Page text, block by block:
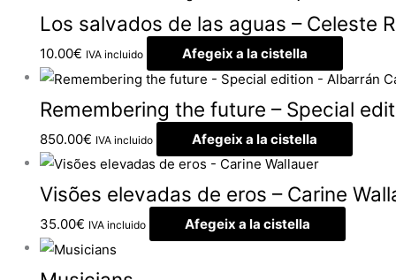
Los salvados de las aguas – Celeste
10.00€ IVA incluido Afegeix a la cistella
Remembering the future – Special
850.00€ IVA incluido Afegeix a la cistella
Visões elevadas de eros – Carine
35.00€ IVA incluido Afegeix a la cistella